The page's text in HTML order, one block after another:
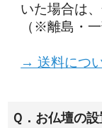
いた場合は
（※離島・
→ 送料につ
Ｑ．お仏壇の